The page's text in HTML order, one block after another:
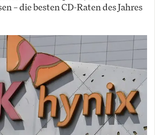
– die besten CD-Raten des Jahres